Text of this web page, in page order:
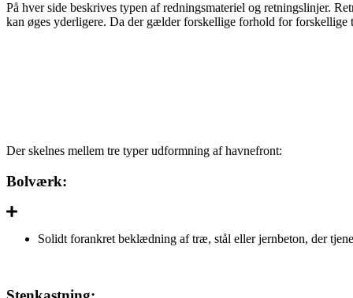
På hver side beskrives typen af redningsmateriel og retningslinjer.
kan øges yderligere. Da der gælder forskellige forhold for forskellige
Der skelnes mellem tre typer udformning af havnefront:
Bolværk:
Solidt forankret beklædning af træ, stål eller jernbeton, der